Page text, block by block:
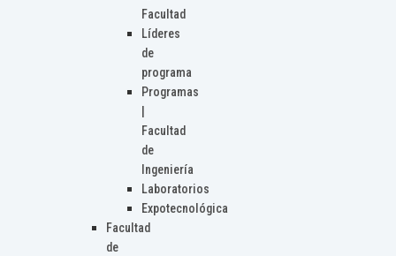
Facultad
Líderes
de
programa
Programas
Facultad
de
Ingeniería
Laboratorios
Expotecnológica
Facultad
de